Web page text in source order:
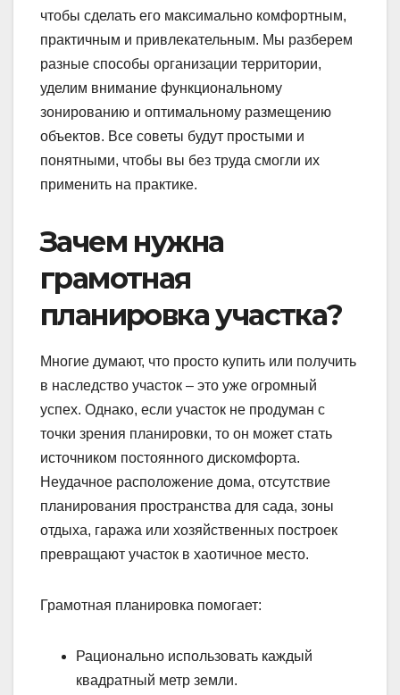
чтобы сделать его максимально комфортным,
практичным и привлекательным. Мы разберем
разные способы организации территории,
уделим внимание функциональному
зонированию и оптимальному размещению
объектов. Все советы будут простыми и
понятными, чтобы вы без труда смогли их
применить на практике.
Зачем нужна
грамотная
планировка участка?
Многие думают, что просто купить или получить
в наследство участок – это уже огромный
успех. Однако, если участок не продуман с
точки зрения планировки, то он может стать
источником постоянного дискомфорта.
Неудачное расположение дома, отсутствие
планирования пространства для сада, зоны
отдыха, гаража или хозяйственных построек
превращают участок в хаотичное место.
Грамотная планировка помогает:
Рационально использовать каждый
квадратный метр земли.